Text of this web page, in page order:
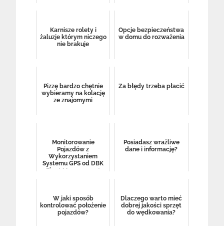
Karnisze rolety i
żaluzje którym niczego
nie brakuje
Opcje bezpieczeństwa
w domu do rozważenia
Pizzę bardzo chętnie
wybieramy na kolację
ze znajomymi
Za błędy trzeba płacić
Monitorowanie
Pojazdów z
Wykorzystaniem
Systemu GPS od DBK
Fleet Management
Posiadasz wrażliwe
dane i informację?
W jaki sposób
kontrolować położenie
pojazdów?
Dlaczego warto mieć
dobrej jakości sprzęt
do wędkowania?